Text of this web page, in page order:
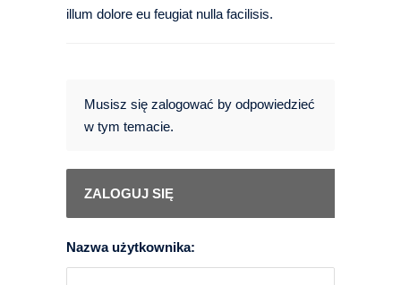
illum dolore eu feugiat nulla facilisis.
Musisz się zalogować by odpowiedzieć
w tym temacie.
ZALOGUJ SIĘ
Nazwa użytkownika: